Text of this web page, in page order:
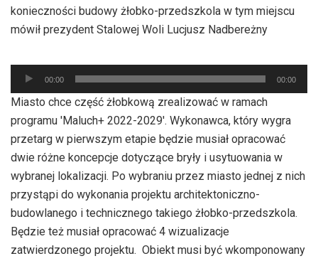
konieczności budowy żłobko-przedszkola w tym miejscu
mówił prezydent Stalowej Woli Lucjusz Nadbereżny
Odtwarzacz
plików
dźwiękowych
00:00 00:00
Miasto chce część żłobkową zrealizować w ramach
programu 'Maluch+ 2022-2029′. Wykonawca, który wygra
przetarg w pierwszym etapie będzie musiał opracować
dwie różne koncepcje dotyczące bryły i usytuowania w
wybranej lokalizacji. Po wybraniu przez miasto jednej z nich
przystąpi do wykonania projektu architektoniczno-
budowlanego i technicznego takiego żłobko-przedszkola.
Będzie też musiał opracować 4 wizualizacje
zatwierdzonego projektu. Obiekt musi być wkomponowany